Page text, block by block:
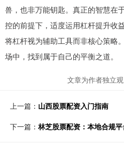
兽，也非万能钥匙。真正的智慧在
控的前提下，适度运用杠杆提升收
将杠杆视为辅助工具而非核心策略
场中，找到属于自己的平衡之道。
文章为作者独立
上一篇： 山西股票配资入门指南
下一篇： 林芝股票配资：本地合规